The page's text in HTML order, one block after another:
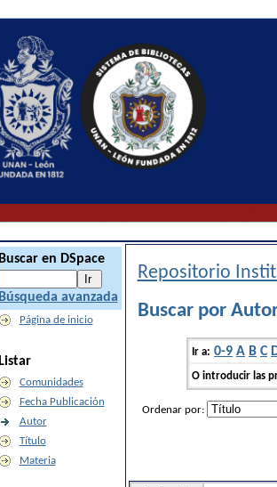
Buscar en DSpace
Búsqueda avanzada
Página de inicio
Listar
Comunidades
Fecha Publicación
Autor
Título
Materia
Repositorio
Buscar por
Ir a: 0-9 A B C
O introducir las
Ordenar por: